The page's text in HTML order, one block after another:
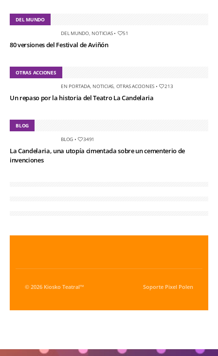
DEL MUNDO
DEL MUNDO, NOTICIAS• 51
80 versiones del Festival de Aviñón
OTRAS ACCIONES
EN PORTADA, NOTICIAS OTRAS ACCIONES • 213
Un repaso por la historia del Teatro La Candelaria
BLOG
BLOG • 3491
La Candelaria, una utopía cimentada sobre un cementerio de
invenciones
© 2026 Kiosko Teatral™ Soporte Pixel Polen